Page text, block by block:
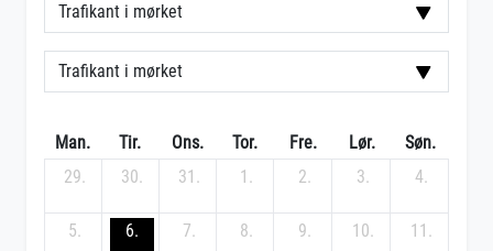
Man. Tir. Ons. Tor. Fre. Lør.
Søn.
29.
30. 31. 1. 2. 3. 4.
5. 6. 7. 8. 9. 10. 11.